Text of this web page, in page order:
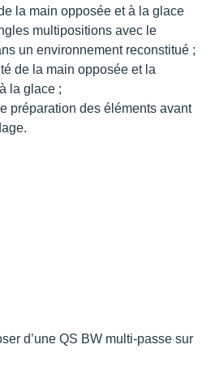
la main opposée et à la glace
multipositions avec le
un environnement reconstitué ;
de la main opposée et la
la glace ;
préparation des éléments avant
d’une QS BW multi-passe sur